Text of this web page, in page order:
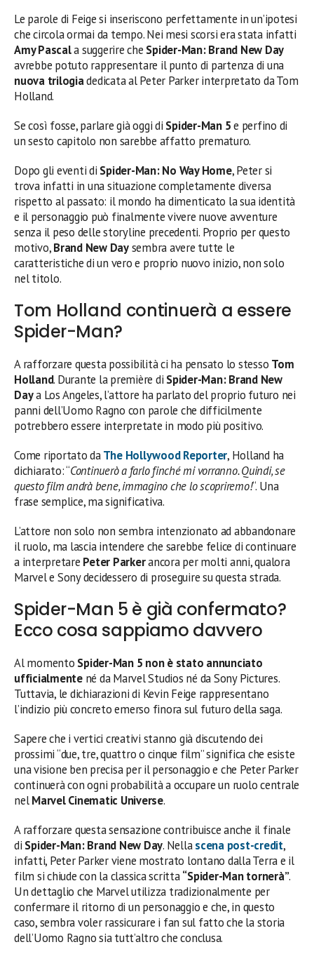
Le parole di Feige si inseriscono perfettamente in un’ipotesi
che circola ormai da tempo. Nei mesi scorsi era stata infatti
Amy Pascala suggerire che Spider-Man: Brand New Day
avrebbe potuto rappresentare il punto di partenza di una
nuova trilogiadedicata al Peter Parker interpretato da Tom
Holland.
Se così fosse, parlare già oggi di Spider-Man 5e perfino di
un sesto capitolo non sarebbe affatto prematuro.
Dopo gli eventi di Spider-Man: No Way Home, Peter si
trova infatti in una situazione completamente diversa
rispetto al passato: il mondo ha dimenticato la sua identità
e il personaggio può finalmente vivere nuove avventure
senza il peso delle storyline precedenti. Proprio per questo
motivo,Brand New Daysembra avere tutte le
caratteristiche di un vero e proprio nuovo inizio, non solo
nel titolo.
Tom Holland continuerà a essere
Spider-Man?
A rafforzare questa possibilità ci ha pensato lo stesso Tom
Holland. Durante la première di Spider-Man: Brand New
Daya Los Angeles, l’attore ha parlato del proprio futuro nei
panni dell’Uomo Ragno con parole che difficilmente
potrebbero essere interpretate in modo più positivo.
Come riportato daThe Hollywood Reporter, Holland ha
dichiarato: “Continuerò a farlo finché mi vorranno. Quindi, se
questo film andrà bene, immagino che lo scopriremo!“. Una
frase semplice, ma significativa.
L’attore non solo non sembra intenzionato ad abbandonare
il ruolo, ma lascia intendere che sarebbe felice di continuare
a interpretare Peter Parkerancora per molti anni, qualora
Marvel e Sony decidessero di proseguire su questa strada.
Spider-Man 5 è già confermato?
Ecco cosa sappiamo davvero
Al momento Spider-Man 5 non è stato annunciato
ufficialmentené da Marvel Studios né da Sony Pictures.
Tuttavia, le dichiarazioni di Kevin Feige rappresentano
l’indizio più concreto emerso finora sul futuro della saga.
Sapere che i vertici creativi stanno già discutendo dei
prossimi “due, tre, quattro o cinque film” significa che esiste
una visione ben precisa per il personaggio e che Peter Parker
continuerà con ogni probabilità a occupare un ruolo centrale
nelMarvel Cinematic Universe.
A rafforzare questa sensazione contribuisce anche il finale
di Spider-Man: Brand New Day. Nellascena post-credit,
infatti, Peter Parker viene mostrato lontano dalla Terra e il
film si chiude con la classica scritta“Spider-Man tornerà”.
Un dettaglio che Marvel utilizza tradizionalmente per
confermare il ritorno di un personaggio e che, in questo
caso, sembra voler rassicurare i fan sul fatto che la storia
dell’Uomo Ragno sia tutt’altro che conclusa.